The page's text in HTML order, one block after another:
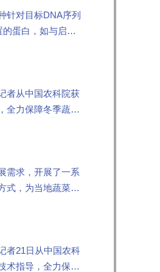
针对目标DNA序列
蛋白，如与启动
者从中国农科院获
全力保障冬季蔬菜
需求，开展了一系
式，为当地蔬菜产
者21日从中国农科
术指导，全力保障